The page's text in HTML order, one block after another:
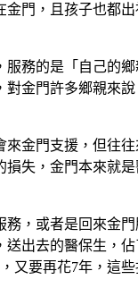
門，且孩子也都
務的是「自己的
金門許多鄉親來
金門支援，但往
失，金門本來就
，或者是回來金
出去的醫保生，
又要再花7年，這